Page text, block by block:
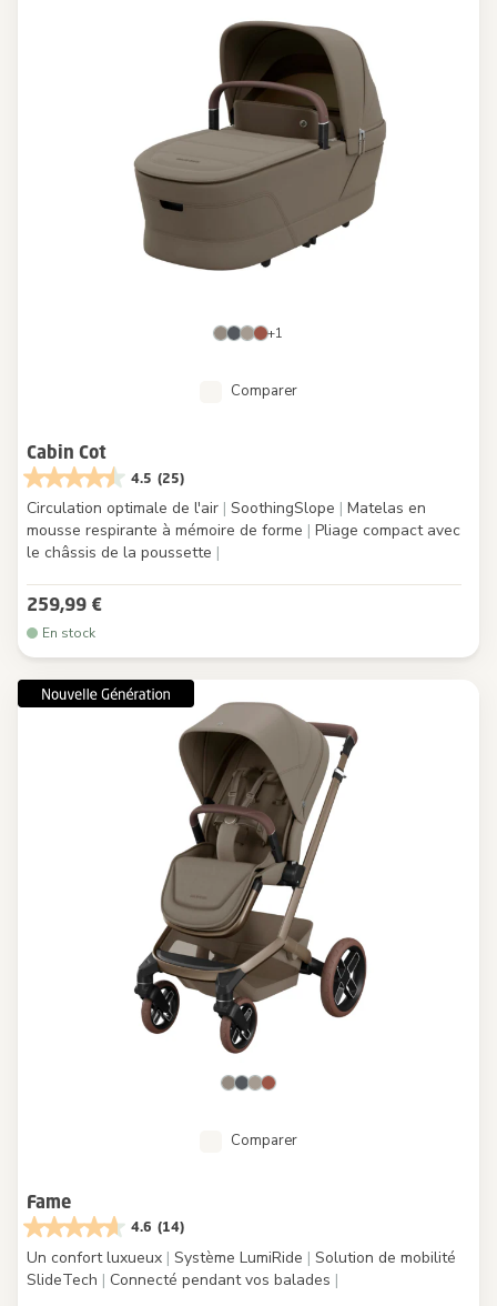
+1
Comparer
Cabin Cot
4.5 (25)
Circulation optimale de l'air | SoothingSlope | Matelas en
mousse respirante à mémoire de forme | Pliage compact avec
le châssis de la poussette |
259,99 €
En stock
Comparer
Fame
4.6 (14)
Un confort luxueux | Système LumiRide | Solution de mobilité
SlideTech | Connecté pendant vos balades |